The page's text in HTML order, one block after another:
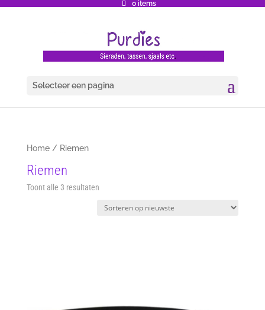
0 items
Selecteer een pagina
Home/ Riemen
Riemen
Toont alle 3 resultatenGesorteerd
nieuwste